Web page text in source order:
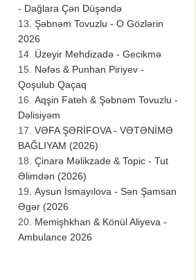
- Dağlara Çən Düşəndə
Şəbnəm Tovuzlu - O Gözlərin
2026
Üzeyir Mehdizadə - Gecikmə
Nəfəs & Punhan Piriyev -
Qoşulub Qaçaq
Aqşin Fateh & Şəbnəm Tovuzlu -
Dəlisiyəm
VƏFA ŞƏRİFOVA - VƏTƏNİMƏ
BAĞLIYAM (2026)
Çinarə Məlikzade & Topic - Tut
Əlimdən (2026)
Aysun İsmayılova - Sən Şamsan
Əgər (2026
Memişhkhan & Könül Aliyeva -
Ambulance 2026